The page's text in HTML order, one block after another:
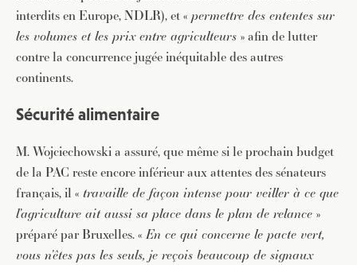
interdits en Europe, NDLR), et « permettre des ententes sur
les volumes et les prix entre agriculteurs » afin de lutter
contre la concurrence jugée inéquitable des autres
continents.
Sécurité alimentaire
M. Wojciechowski a assuré, que même si le prochain budget
de la PAC reste encore inférieur aux attentes des sénateurs
français, il « travaille de façon intense pour veiller à ce que
l’agriculture ait aussi sa place dans le plan de relance »
préparé par Bruxelles. «En ce qui concerne le pacte vert,
vous n’êtes pas les seuls, je reçois beaucoup de signaux